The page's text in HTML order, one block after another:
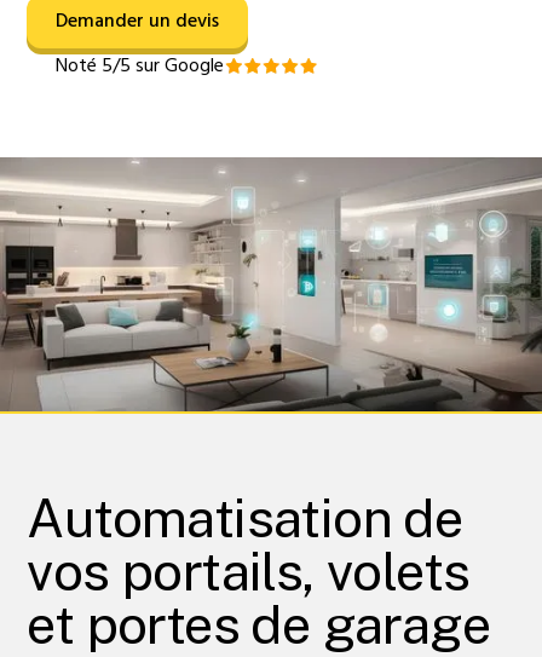
Demander un devis
Noté 5/5 sur Google
Automatisation de
vos portails, volets
et portes de garage